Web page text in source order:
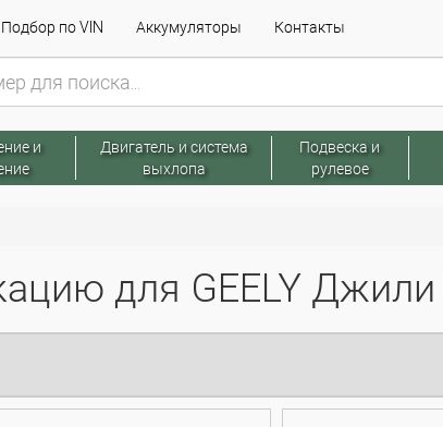
Подбор по VIN Аккумуляторы Контакты
и
Двигатель и система
выхлопа
Подвеска и
рулевое
для GEELY Джили